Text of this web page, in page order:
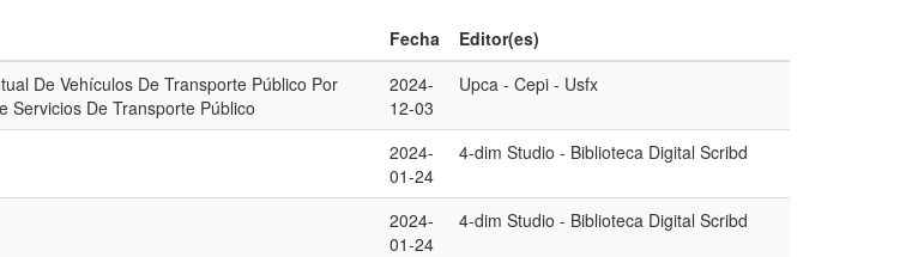
Fecha
Editor(es)
De Vehículos De Transporte Público Por
Servicios De Transporte Público
2024-
12-03
Upca - Cepi - Usfx
2024-
01-24
4-dim Studio - Biblioteca Digital Scribd
2024-
01-24
4-dim Studio - Biblioteca Digital Scribd